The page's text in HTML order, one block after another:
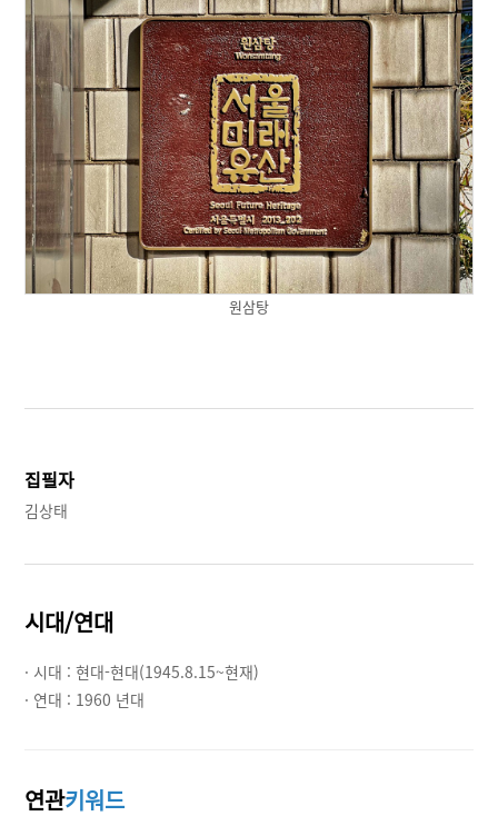
원삼탕
집필자
김상태
시대/연대
· 시대 :현대-현대(1945.8.15~현재)
· 연대 : 1960 년대
연관키워드